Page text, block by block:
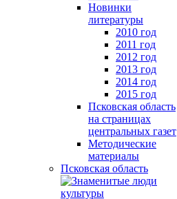
Новинки
литературы
2010 год
2011 год
2012 год
2013 год
2014 год
2015 год
Псковская область
на страницах
центральных газет
Методические
материалы
Псковская область